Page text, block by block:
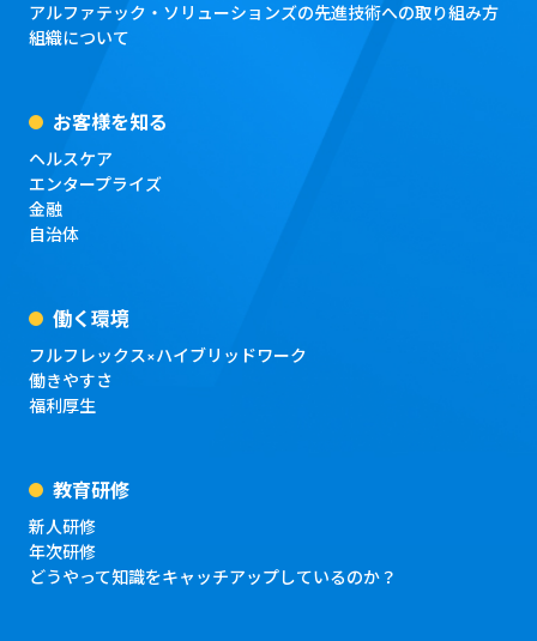
アルファテック・ソリューションズの先進技術への取り組み方
組織について
お客様を知る
ヘルスケア
エンタープライズ
金融
自治体
働く環境
フルフレックス×ハイブリッドワーク
働きやすさ
福利厚生
教育研修
新人研修
年次研修
どうやって知識をキャッチアップしているのか？